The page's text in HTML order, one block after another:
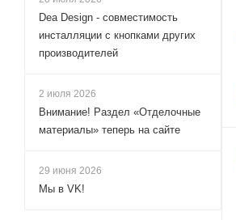
Dea Design - совместимость
инсталляции с кнопками других
производителей
2 июля 2026
Внимание! Раздел «Отделочные
материалы» теперь на сайте
29 июня 2026
Мы в VK!